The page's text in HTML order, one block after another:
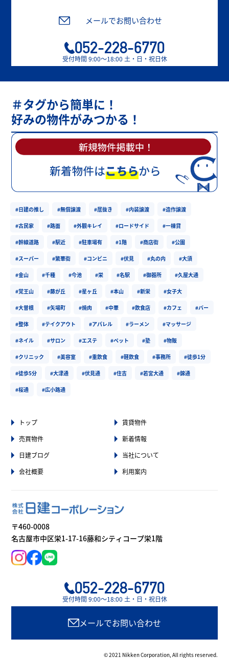
メールでお問い合わせ
052-228-6770
受付時間 9:00〜18:00 土・日・祝日休
＃タグから簡単に！
好みの物件がみつかる！
#日建の推し #無償譲渡 #居抜き #内装譲渡 #造作譲渡
#古民家 #路面 #外観キレイ #ロードサイド #一棟貸
#幹線道路 #駅近 #駐車場有 #1階 #商店街 #公園
#スーパー #繁華街 #コンビニ #伏見 #丸の内 #大須
#金山 #千種 #今池 #栄 #名駅 #御器所 #久屋大通
#覚王山 #藤が丘 #星ヶ丘 #本山 #新栄 #女子大
#大曽根 #矢場町 #焼肉 #中華 #飲食店 #カフェ #バー
#整体 #テイクアウト #アパレル #ラーメン #マッサージ
#ネイル #サロン #エステ #ペット #塾 #物販
#クリニック #美容室 #重飲食 #軽飲食 #事務所 #徒歩1分
#徒歩5分 #大津通 #伏見通 #住吉 #若宮大通 #錦通
#桜通 #広小路通
トップ
賃貸物件
売買物件
新着情報
日建ブログ
当社について
会社概要
利用案内
〒460-0008
名古屋市中区栄1-17-16藤和シティコープ栄1階
052-228-6770
受付時間 9:00〜18:00 土・日・祝日休
メールでお問い合わせ
© 2021 Nikken Corporation, All rights reserved.